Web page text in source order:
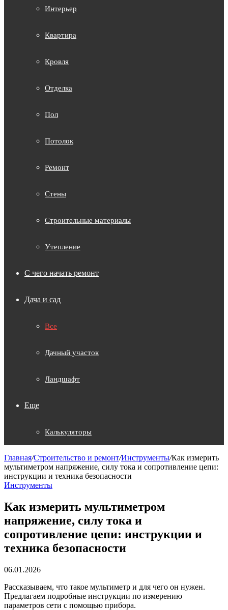
Интерьер
Квартира
Кровля
Отделка
Пол
Потолок
Ремонт
Стены
Строительные материалы
Утепление
С чего начать ремонт
Дача и сад
Все
Дачный участок
Ландшафт
Еще
Калькуляторы
Главная/Строительство и ремонт/Инструменты/Как измерить
мультиметром напряжение, силу тока и сопротивление цепи:
инструкции и техника безопасности
Инструменты
Как измерить мультиметром
напряжение, силу тока и
сопротивление цепи: инструкции и
техника безопасности
06.01.2026
Рассказываем, что такое мультиметр и для чего он нужен.
Предлагаем подробные инструкции по измерению
параметров сети с помощью прибора.